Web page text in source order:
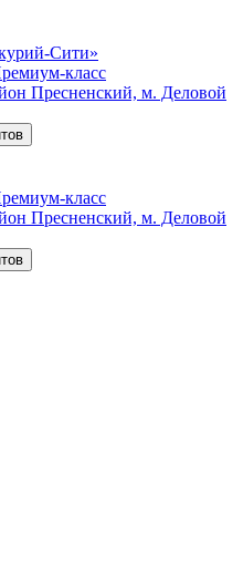
Сити»
класс
Пресненский, м. Деловой
класс
Пресненский, м. Деловой